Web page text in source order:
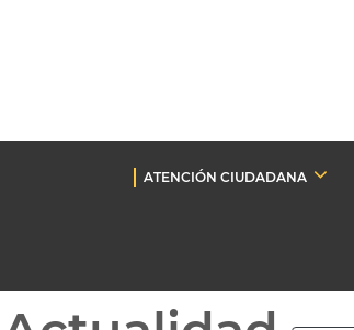
ATENCIÓN CIUDADANA